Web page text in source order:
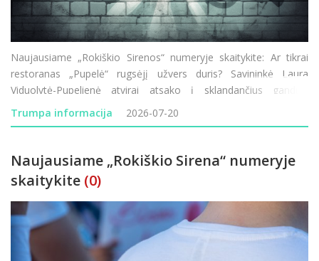
Naujausiame „Rokiškio Sirenos“ numeryje skaitykite: Ar tikrai
restoranas „Pupelė“ rugsėjį užvers duris? Savininkė Laura
Viduolytė-Pupelienė atvirai atsako į sklandančius gandus.
Lietuvos–Latvijos pasienyje vėl vykdomi visą parą trunkantys
transporto patikrini
Trumpa informacija 2026-07-20
Naujausiame „Rokiškio Sirena“ numeryje
skaitykite (0)